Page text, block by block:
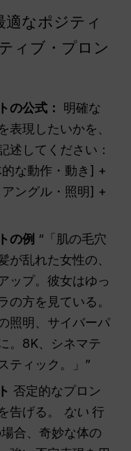
なポジティ
ィブ・プロン
の公式：
明確な
表現したいかを、
述してください：
な動作・動き] +
ングル・照明] +
の例 “「肌の毛穴
が乱れた女性の、
ップ。彼女はゆっ
の方を見ている。
照明、サイバーパ
。8K、シネマテ
ティック。」”
否定的なプロン
告げる。 ない 行
合、奇妙な体の